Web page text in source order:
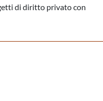
di diritto privato con